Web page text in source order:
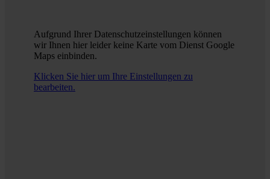
Aufgrund Ihrer Datenschutzeinstellungen können
wir Ihnen hier leider keine Karte vom Dienst Google
Maps einbinden.
Klicken Sie hier um Ihre Einstellungen zu
bearbeiten.